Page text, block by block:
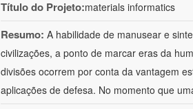
Título do Projeto:materials informatics
Resumo: A habilidade de manusear e
civilizações, a ponto de marcar eras da
divisões ocorrem por conta da vantagem
aplicações de defesa. No momento que